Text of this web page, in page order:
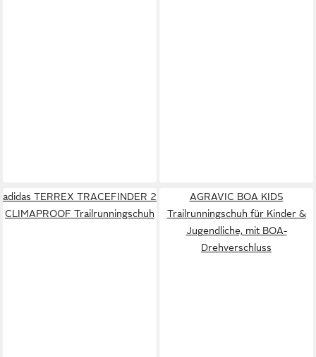
adidas TERREX TRACEFINDER 2
CLIMAPROOF Trailrunningschuh
AGRAVIC BOA KIDS
Trailrunningschuh für Kinder &
Jugendliche, mit BOA-
Drehverschluss